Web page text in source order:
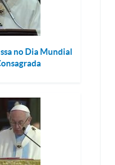
no Dia Mundial